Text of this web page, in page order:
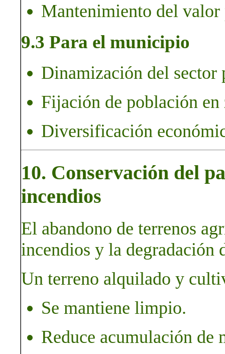
Mantenimiento del
9.3 Para el municipio
Dinamización del sector
Fijación de población en
Diversificación
10. Conservación del
incendios
El abandono de terrenos
incendios y la degradación
Un terreno alquilado y
Se mantiene limpio.
Reduce acumulación de